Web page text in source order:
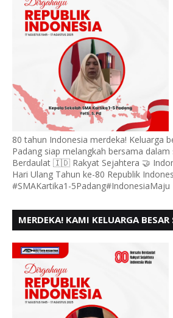
80 tahun Indonesia merdeka! Keluarga
Padang siap melangkah bersama
Berdaulat 🇮🇩 Rakyat Sejahtera 🤝
Hari Ulang Tahun ke-80 Republik
#SMAKartika1-5Padang#IndonesiaMaju
MERDEKA! KAMI KELUARGA